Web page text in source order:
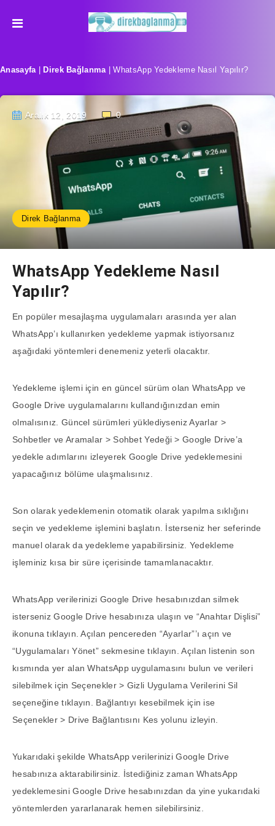
Anasayfa| Direk Bağlanma|WhatsApp Yedekleme Nasıl Yapılır?
Aralık 12, 2019 0
Direk Bağlanma
WhatsApp Yedekleme Nasıl
Yapılır?
En popüler mesajlaşma uygulamaları arasında yer alan
WhatsApp’ı kullanırken yedekleme yapmak istiyorsanız
aşağıdaki yöntemleri denemeniz yeterli olacaktır.
Yedekleme işlemi için en güncel sürüm olan WhatsApp ve
Google Drive uygulamalarını kullandığınızdan emin
olmalısınız. Güncel sürümleri yüklediyseniz Ayarlar >
Sohbetler ve Aramalar > Sohbet Yedeği > Google Drive’a
yedekle adımlarını izleyerek Google Drive yedeklemesini
yapacağınız bölüme ulaşmalısınız.
Son olarak yedeklemenin otomatik olarak yapılma sıklığını
seçin ve yedekleme işlemini başlatın. İsterseniz her seferinde
manuel olarak da yedekleme yapabilirsiniz. Yedekleme
işleminiz kısa bir süre içerisinde tamamlanacaktır.
WhatsApp verilerinizi Google Drive hesabınızdan silmek
isterseniz Google Drive hesabınıza ulaşın ve “Anahtar Dişlisi”
ikonuna tıklayın. Açılan pencereden “Ayarlar”’ı açın ve
“Uygulamaları Yönet” sekmesine tıklayın. Açılan listenin son
kısmında yer alan WhatsApp uygulamasını bulun ve verileri
silebilmek için Seçenekler > Gizli Uygulama Verilerini Sil
seçeneğine tıklayın. Bağlantıyı kesebilmek için ise
Seçenekler > Drive Bağlantısını Kes yolunu izleyin.
Yukarıdaki şekilde WhatsApp verilerinizi Google Drive
hesabınıza aktarabilirsiniz. İstediğiniz zaman WhatsApp
yedeklemesini Google Drive hesabınızdan da yine yukarıdaki
yöntemlerden yararlanarak hemen silebilirsiniz.